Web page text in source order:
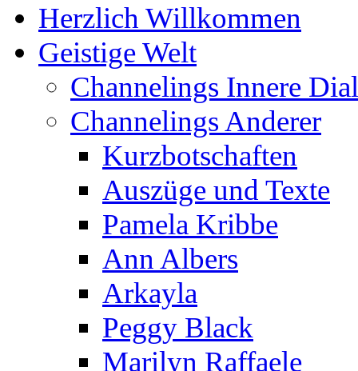
Herzlich Willkommen
Geistige Welt
Channelings Innere
Channelings Anderer
Kurzbotschaften
Auszüge und Texte
Pamela Kribbe
Ann Albers
Arkayla
Peggy Black
Marilyn Raffaele